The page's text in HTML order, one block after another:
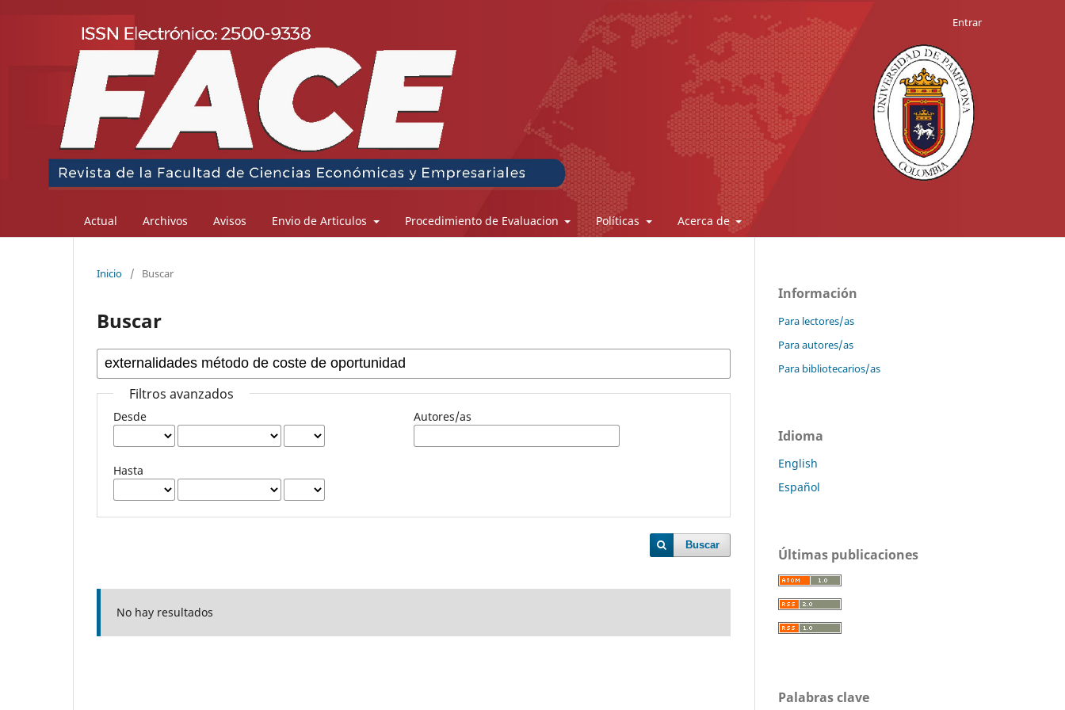
Actual Archivos Avisos Envio de Articulos Procedimiento de Evaluacion Políticas Acerca de
Entrar
Inicio / Buscar
Buscar
Filtros avanzados
Desde
Hasta
Autores/as
Buscar
No hay resultados
Información
Para lectores/as
Para autores/as
Para bibliotecarios/as
Idioma
English
Español
Últimas publicaciones
Palabras clave